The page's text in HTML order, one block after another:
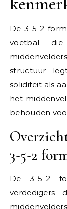
De 3-5-2
voetbal
structuur
soliditeit als
het
behouden
3-5-2
De 3-5-2
verdedigers